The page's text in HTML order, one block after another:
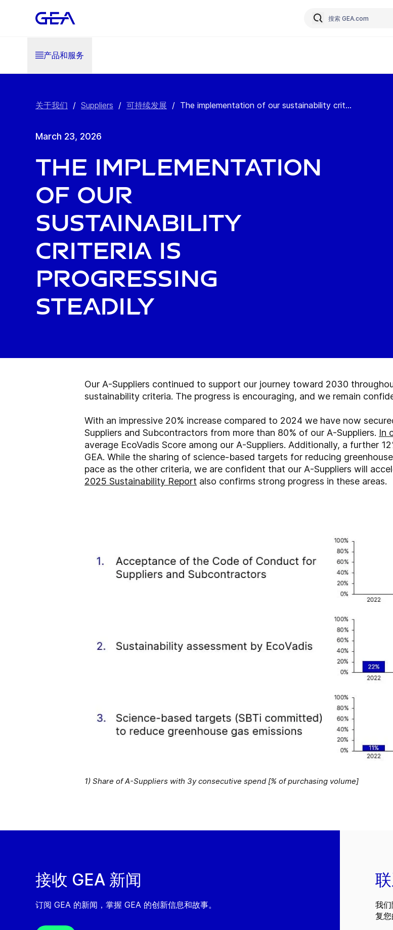
产品和服务
关于我们 / Suppliers / 可持续发展 / The implementation of our sustainability crit...
March 23, 2026
The implementation
of our
sustainability
criteria is
progressing
steadily
Our A-Suppliers continued to support our journey toward 2030
sustainability criteria. The progress is encouraging, and we remain
With an impressive 20% increase compared to 2024 we have now
Suppliers and Subcontractors from more than 80% of our A-Suppliers. In
average EcoVadis Score among our A-Suppliers. Additionally, a further
GEA. While the sharing of science-based targets for reducing
pace as the other criteria, we are confident that our A-Suppliers will
2025 Sustainability Report also confirms strong progress in these areas.
1) Share of A-Suppliers with 3y consecutive spend [% of purchasing volume]
接收 GEA 新闻
订阅 GEA 的新闻，掌握 GEA 的创新信息和故事。
我
复您